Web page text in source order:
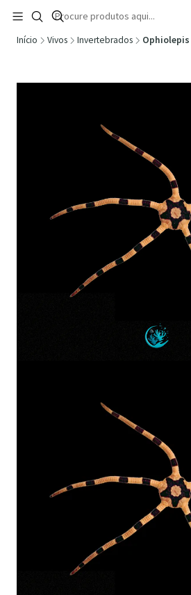
🚚 Portugal Continental: Portes Grátis desde
Ler mais
Início Vivos Invertebrados Ophiolepis